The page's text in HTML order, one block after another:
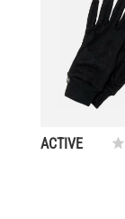
ACTIVE